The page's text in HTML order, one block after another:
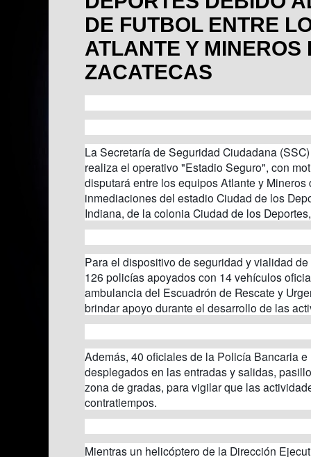
DE FUTBOL ENTRE
ATLANTE Y MINEROS
ZACATECAS
La Secretaría de Seguridad Ciudadana
realiza el operativo "Estadio Seguro", con
disputará entre los equipos Atlante y Mineros
inmediaciones del estadio Ciudad de los
Indiana, de la colonia Ciudad de los
Para el dispositivo de seguridad y vialidad
126 policías apoyados con 14 vehículos
ambulancia del Escuadrón de Rescate y
brindar apoyo durante el desarrollo de las
Además, 40 oficiales de la Policía Bancaria
desplegados en las entradas y salidas,
zona de gradas, para vigilar que las
contratiempos.
Mientras un helicóptero de la Dirección